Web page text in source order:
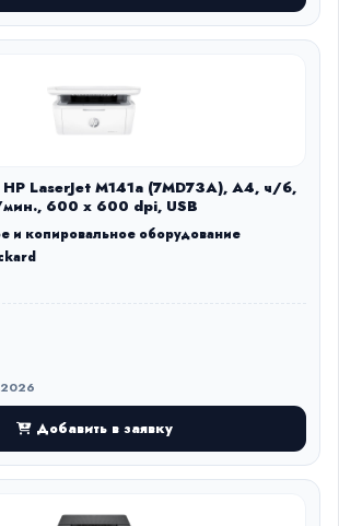
LaserJet M141a (7MD73A), A4, ч/б,
600 x 600 dpi, USB
и копировальное оборудование
Добавить в заявку